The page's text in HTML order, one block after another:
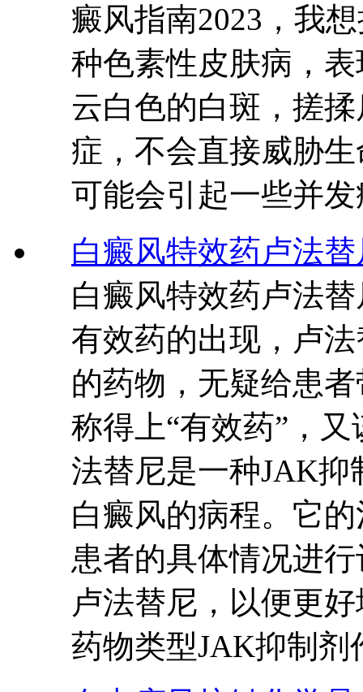
癜风指南2023，我
种色素性皮肤病，
云白色的白斑，搓
症，不会直接威胁
可能会引起一些并
白癜风特效药卢法替
白癜风特效药卢法
有效药的出现，卢
的药物，无疑给患
称得上“有效药”，
法替尼是一种JAK
白癜风的病程。它
患者的具体情况进
卢法替尼，以便更
药物类型JAK抑制剂